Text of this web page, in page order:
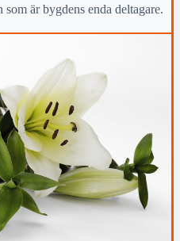
är bygdens enda deltagare.